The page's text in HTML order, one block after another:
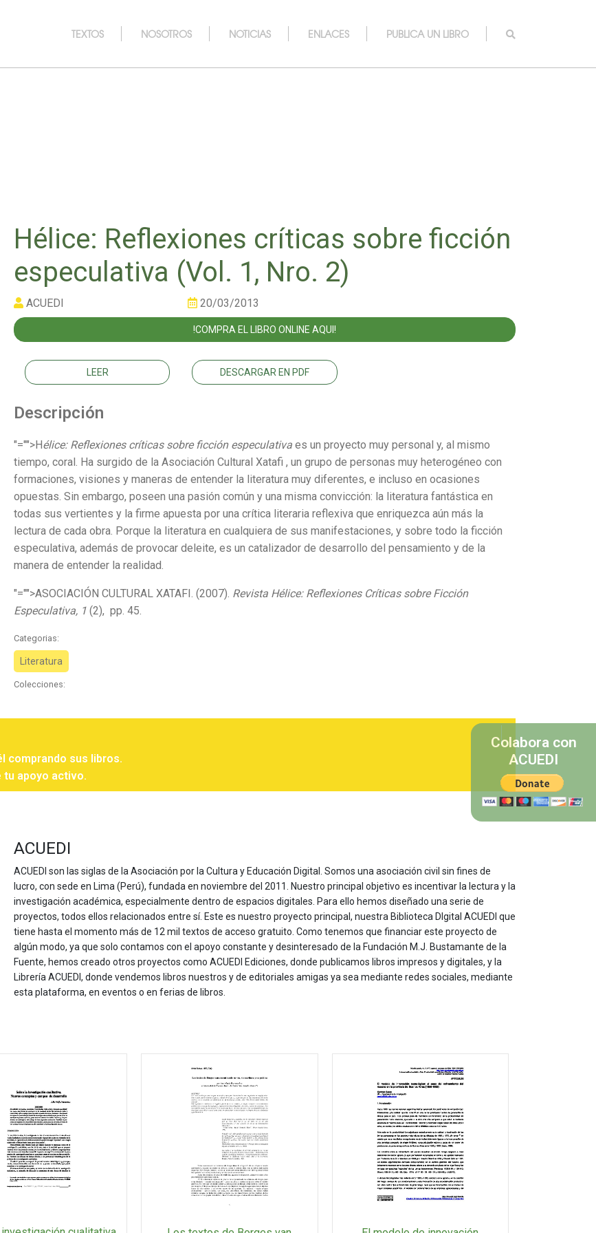
TEXTOS NOSOTROS NOTICIAS ENLACES PUBLICA UN LIBRO
Hélice: Reflexiones críticas sobre ficción
especulativa (Vol. 1, Nro. 2)
ACUEDI 20/03/2013
!COMPRA EL LIBRO ONLINE AQUI!
LEER DESCARGAR EN PDF
Descripción
"="">Hélice: Reflexiones críticas sobre ficción especulativa es un proyecto muy personal y, al mismo
tiempo, coral. Ha surgido de la Asociación Cultural Xatafi , un grupo de personas muy heterogéneo con
formaciones, visiones y maneras de entender la literatura muy diferentes, e incluso en ocasiones
opuestas. Sin embargo, poseen una pasión común y una misma convicción: la literatura fantástica en
todas sus vertientes y la firme apuesta por una crítica literaria reflexiva que enriquezca aún más la
lectura de cada obra. Porque la literatura en cualquiera de sus manifestaciones, y sobre todo la ficción
especulativa, además de provocar deleite, es un catalizador de desarrollo del pensamiento y de la
manera de entender la realidad.
"="">ASOCIACIÓN CULTURAL XATAFI. (2007). Revista Hélice: Reflexiones Críticas sobre Ficción
Especulativa, 1 (2), pp. 45.
Categorias:
Literatura
Colecciones:
comprando sus libros.
tu apoyo activo.
ACUEDI
ACUEDI son las siglas de la Asociación por la Cultura y Educación Digital. Somos una asociación civil sin fines de
lucro, con sede en Lima (Perú), fundada en noviembre del 2011. Nuestro principal objetivo es incentivar la lectura y la
investigación académica, especialmente dentro de espacios digitales. Para ello hemos diseñado una serie de
proyectos, todos ellos relacionados entre sí. Este es nuestro proyecto principal, nuestra Biblioteca DIgital ACUEDI que
tiene hasta el momento más de 12 mil textos de acceso gratuito. Como tenemos que financiar este proyecto de
algún modo, ya que solo contamos con el apoyo constante y desinteresado de la Fundación M.J. Bustamante de la
Fuente, hemos creado otros proyectos como ACUEDI Ediciones, donde publicamos libros impresos y digitales, y la
Librería ACUEDI, donde vendemos libros nuestros y de editoriales amigas ya sea mediante redes sociales, mediante
esta plataforma, en eventos o en ferias de libros.
Colabora con
ACUEDI